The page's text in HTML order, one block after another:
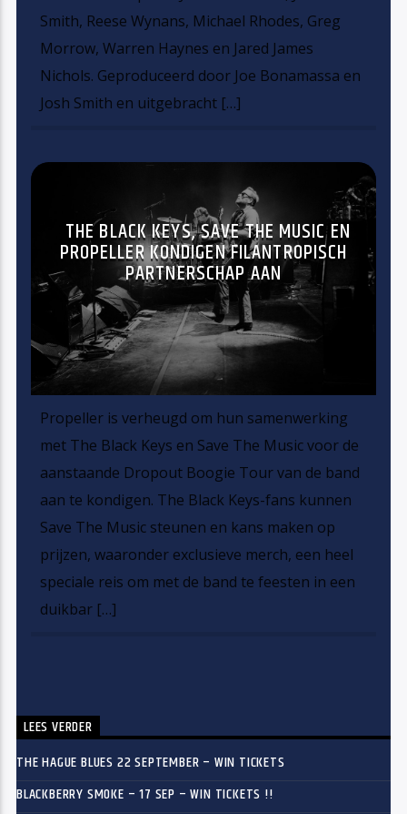
Smith, Reese Wynans, Michael Rhodes, Greg
Morrow, Warren Haynes en Jared James
Nichols. Geproduceerd door Joe Bonamassa en
Josh Smith en uitgebracht […]
THE BLACK KEYS, SAVE THE MUSIC EN
PROPELLER KONDIGEN FILANTROPISCH
PARTNERSCHAP AAN
Propeller is verheugd om hun samenwerking
met The Black Keys en Save The Music voor de
aanstaande Dropout Boogie Tour van de band
aan te kondigen. The Black Keys-fans kunnen
Save The Music steunen en kans maken op
prijzen, waaronder exclusieve merch, een heel
speciale reis om met de band te feesten in een
duikbar […]
LEES VERDER
THE HAGUE BLUES 22 SEPTEMBER – WIN TICKETS
BLACKBERRY SMOKE – 17 SEP – WIN TICKETS !!